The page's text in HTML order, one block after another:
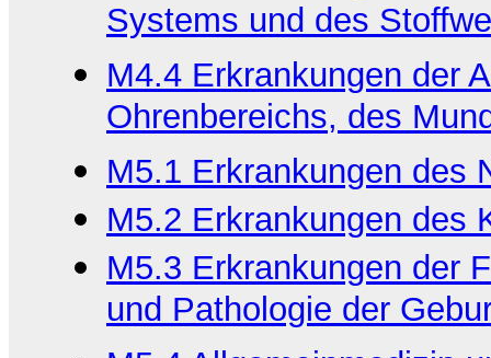
Systems und des
M4.4 Erkrankungen der
Ohrenbereichs, des
M5.1 Erkrankungen des
M5.2 Erkrankungen des
M5.3 Erkrankungen der
und Pathologie der